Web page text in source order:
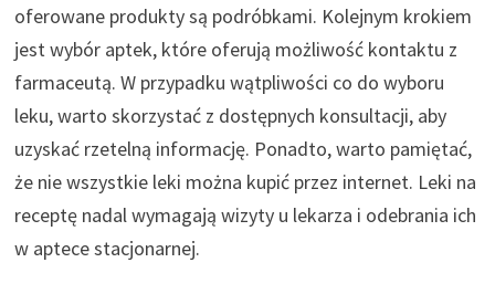
oferowane produkty są podróbkami. Kolejnym krokiem
jest wybór aptek, które oferują możliwość kontaktu z
farmaceutą. W przypadku wątpliwości co do wyboru
leku, warto skorzystać z dostępnych konsultacji, aby
uzyskać rzetelną informację. Ponadto, warto pamiętać,
że nie wszystkie leki można kupić przez internet. Leki na
receptę nadal wymagają wizyty u lekarza i odebrania ich
w aptece stacjonarnej.